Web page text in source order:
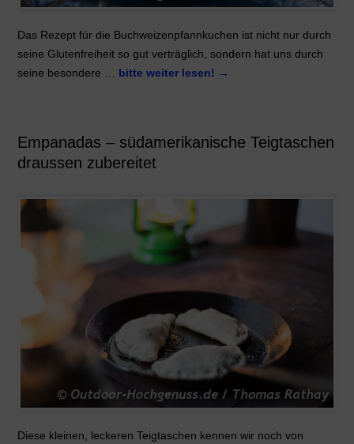
Das Rezept für die Buchweizenpfannkuchen ist nicht nur durch
seine Glutenfreiheit so gut verträglich, sondern hat uns durch
seine besondere … bitte weiter lesen! →
Empanadas – südamerikanische Teigtaschen
draussen zubereitet
Diese kleinen, leckeren Teigtaschen kennen wir noch von